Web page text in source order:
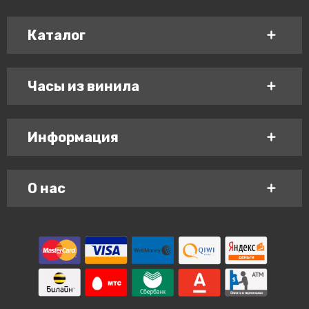
Каталог
Часы из винила
Информация
О нас